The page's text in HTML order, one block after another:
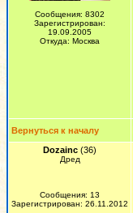
Сообщения: 8302
Зарегистрирован:
19.09.2005
Откуда: Москва
Вернуться к началу
Dozainc (36)
Дред
Сообщения: 13
Зарегистрирован: 26.11.2012